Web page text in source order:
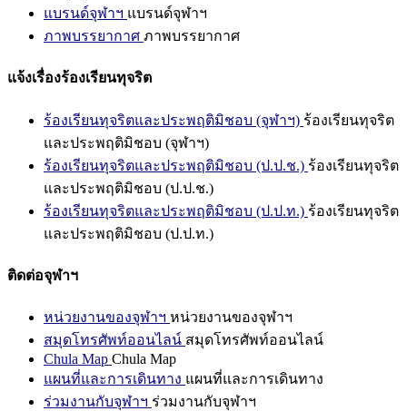
แบรนด์จุฬาฯ แบรนด์จุฬาฯ
ภาพบรรยากาศ ภาพบรรยากาศ
แจ้งเรื่องร้องเรียนทุจริต
ร้องเรียนทุจริตและประพฤติมิชอบ (จุฬาฯ) ร้องเรียนทุจริต
และประพฤติมิชอบ (จุฬาฯ)
ร้องเรียนทุจริตและประพฤติมิชอบ (ป.ป.ช.) ร้องเรียนทุจริต
และประพฤติมิชอบ (ป.ป.ช.)
ร้องเรียนทุจริตและประพฤติมิชอบ (ป.ป.ท.) ร้องเรียนทุจริต
และประพฤติมิชอบ (ป.ป.ท.)
ติดต่อจุฬาฯ
หน่วยงานของจุฬาฯ หน่วยงานของจุฬาฯ
สมุดโทรศัพท์ออนไลน์ สมุดโทรศัพท์ออนไลน์
Chula Map Chula Map
แผนที่และการเดินทาง แผนที่และการเดินทาง
ร่วมงานกับจุฬาฯ ร่วมงานกับจุฬาฯ